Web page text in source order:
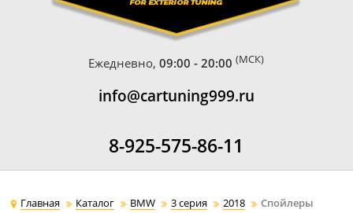
Ежедневно,09:00 - 20:00 (МСК)
info@cartuning999.ru
8-925-575-86-11
Главная Каталог BMW 3 серия 2018 Спойлеры